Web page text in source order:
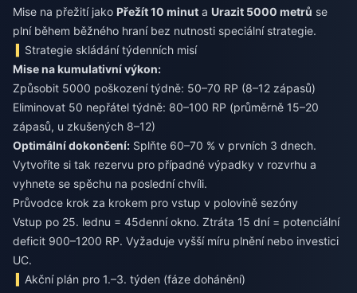
Mise na přežití jako Přežít 10 minut a Urazit 5000 metrů se
plní během běžného hraní bez nutnosti speciální strategie.
Strategie skládání týdenních misí
Mise na kumulativní výkon:
Způsobit 5000 poškození týdně: 50–70 RP (8–12 zápasů)
Eliminovat 50 nepřátel týdně: 80–100 RP (průměrně 15–20
zápasů, u zkušených 8–12)
Optimální dokončení: Splňte 60–70 % v prvních 3 dnech.
Vytvoříte si tak rezervu pro případné výpadky v rozvrhu a
vyhnete se spěchu na poslední chvíli.
Průvodce krok za krokem pro vstup v polovině sezóny
Vstup po 25. lednu = 45denní okno. Ztráta 15 dní = potenciální
deficit 900–1200 RP. Vyžaduje vyšší míru plnění nebo investici
UC.
Akční plán pro 1.–3. týden (fáze dohánění)